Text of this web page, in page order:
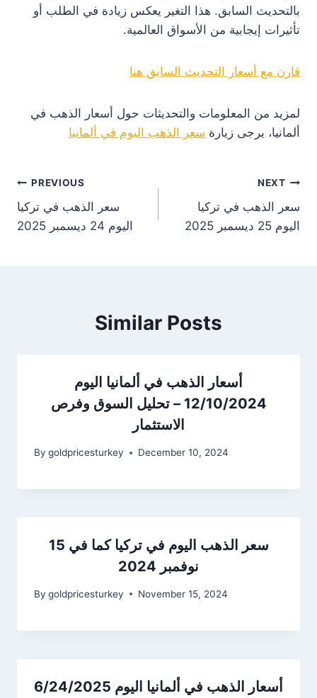
بالتحديث السابق. هذا التغير يعكس زيادة في الطلب أو
تأثيرات إيجابية من الأسواق العالمية.
قارن مع أسعار التحديث السابق هنا
لمزيد من المعلومات والتحديثات حول أسعار الذهب في
ألمانيا، يرجى زيارة سعر الذهب اليوم في ألمانيا
PREVIOUS
سعر الذهب في تركيا
اليوم 24 ديسمبر 2025
NEXT
سعر الذهب في تركيا
اليوم 25 ديسمبر 2025
Similar Posts
أسعار الذهب في ألمانيا اليوم
12/10/2024 – تحليل السوق وفرص
الاستثمار
By goldpricesturkey December 10, 2024
سعر الذهب اليوم في تركيا كما في 15
نوفمبر 2024
By goldpricesturkey November 15, 2024
أسعار الذهب في ألمانيا اليوم 6/24/2025